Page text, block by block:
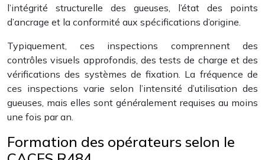
l’intégrité structurelle des gueuses, l’état des points
d’ancrage et la conformité aux spécifications d’origine.
Typiquement, ces inspections comprennent des
contrôles visuels approfondis, des tests de charge et des
vérifications des systèmes de fixation. La fréquence de
ces inspections varie selon l’intensité d’utilisation des
gueuses, mais elles sont généralement requises au moins
une fois par an.
Formation des opérateurs selon le